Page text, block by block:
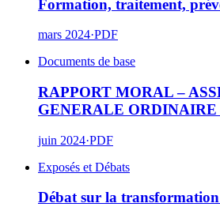
Formation, traitement,
mars 2024·PDF
Documents de base
RAPPORT MORAL –
GENERALE ORDINAIRE
juin 2024·PDF
Exposés et Débats
Débat sur la